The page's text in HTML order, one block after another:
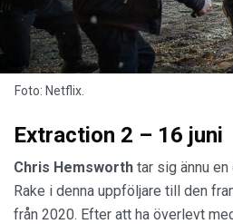
Foto: Netflix.
Extraction 2 – 16 juni
Chris Hemsworth tar sig ännu
Rake i denna uppföljare till den
från 2020. Efter att ha överlevt